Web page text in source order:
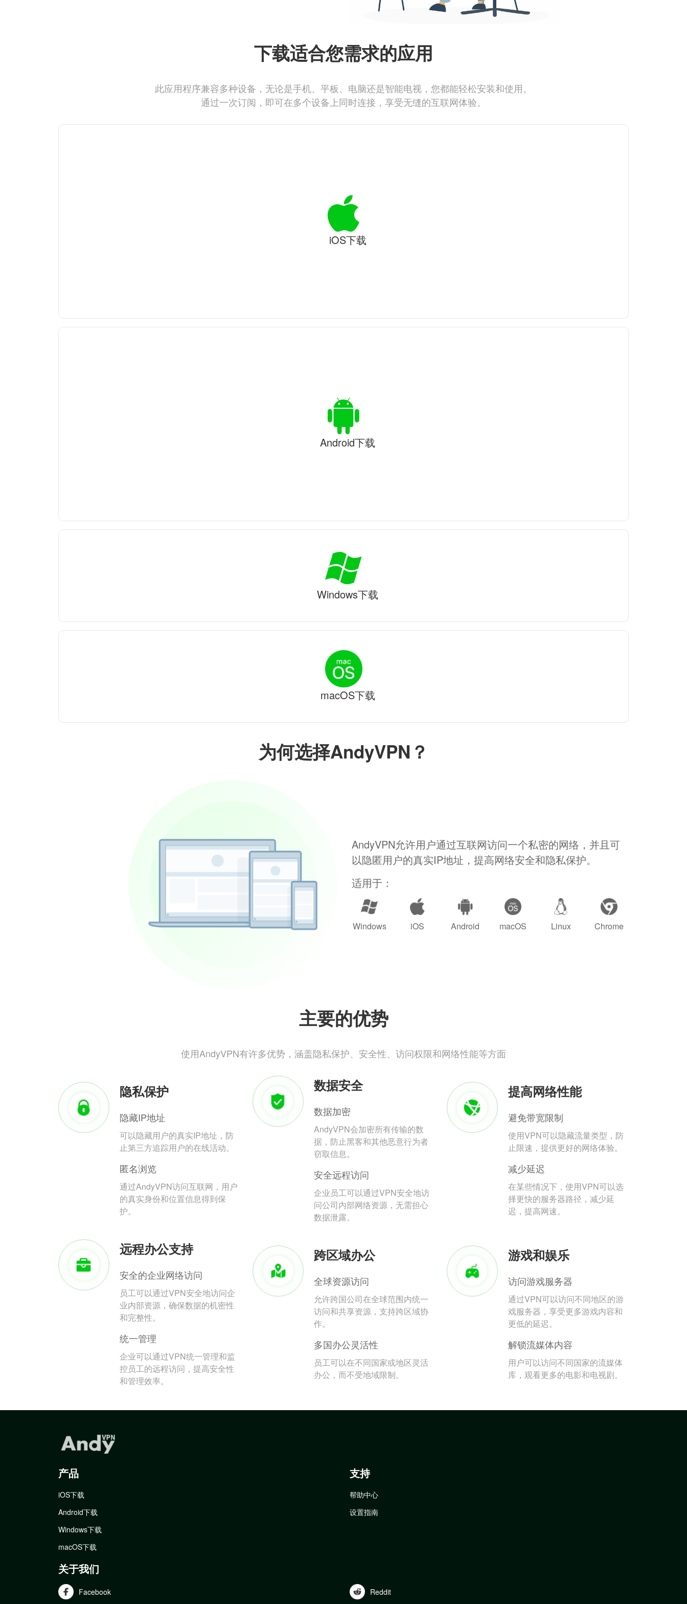
为何选择AndyVPN？
AndyVPN允许用户通过互联网访问一个私密的网络，并且可
以隐匿用户的真实IP地址，提高网络安全和隐私保护。
适用于：
Windows iOS Android macOS Linux Chrome
主要的优势
使用AndyVPN有许多优势，涵盖隐私保护、安全性、访问权限和网络性能等方面
隐私保护
隐藏IP地址
可以隐藏用户的真实IP地址，防
止第三方追踪用户的在线活动。
匿名浏览
通过AndyVPN访问互联网，用户
的真实身份和位置信息得到保
护。
数据安全
数据加密
AndyVPN会加密所有传输的数
据，防止黑客和其他恶意行为者
窃取信息。
安全远程访问
企业员工可以通过VPN安全地访
问公司内部网络资源，无需担心
数据泄露。
提高网络性能
避免带宽限制
使用VPN可以隐藏流量类型，防
止限速，提供更好的网络体验。
减少延迟
在某些情况下，使用VPN可以选
择更快的服务器路径，减少延
迟，提高网速。
远程办公支持
安全的企业网络访问
员工可以通过VPN安全地访问企
业内部资源，确保数据的机密性
和完整性。
统一管理
企业可以通过VPN统一管理和监
控员工的远程访问，提高安全性
和管理效率。
跨区域办公
全球资源访问
允许跨国公司在全球范围内统一
访问和共享资源，支持跨区域协
作。
多国办公灵活性
员工可以在不同国家或地区灵活
办公，而不受地域限制。
游戏和娱乐
访问游戏服务器
通过VPN可以访问不同地区的游
戏服务器，享受更多游戏内容和
更低的延迟。
解锁流媒体内容
用户可以访问不同国家的流媒体
库，观看更多的电影和电视剧。
下载适合您需求的应用
此应用程序兼容多种设备，无论是手机、平板、电脑还是智能电视，您都能轻松安装和使用。
通过一次订阅，即可在多个设备上同时连接，享受无缝的互联网体验。
iOS下载
Android下载
Windows下载
macOS下载
产品
iOS下载
Android下载
Windows下载
macOS下载
支持
帮助中心
设置指南
关于我们
Facebook Reddit